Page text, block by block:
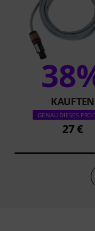
KAUFTEN
GENAU DIESES
27 €